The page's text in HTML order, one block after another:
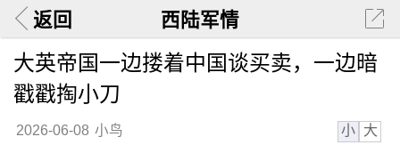
返回 西陆军情
大英帝国一边搂着中国谈买卖，一边暗
戳戳掏小刀
2026-06-08 小鸟 小 大